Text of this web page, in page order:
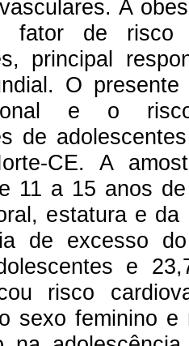
A
fator de risco
principal
O
e o
de
CE. A
11 a 15 anos
estatura e
de excesso
e
risco
sexo feminino e